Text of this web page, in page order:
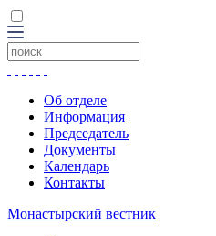
Об отделе
Информация
Председатель
Документы
Календарь
Контакты
Монастырский вестник